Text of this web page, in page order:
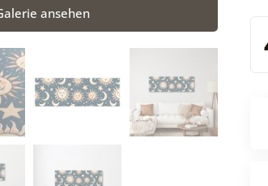
ansehen